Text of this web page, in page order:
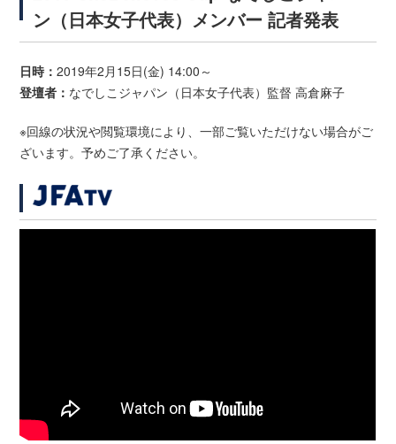
ン（日本女子代表）メンバー 記者発表
日時：2019年2月15日(金) 14:00～
登壇者： なでしこジャパン（日本女子代表）監督 高倉麻子
※回線の状況や閲覧環境により、一部ご覧いただけない場合がご
ざいます。予めご了承ください。